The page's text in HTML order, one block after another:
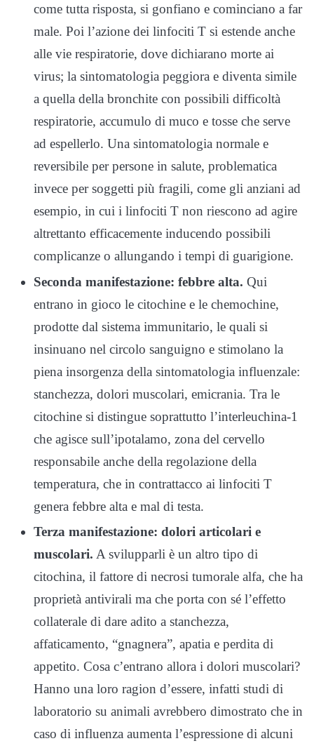
come tutta risposta, si gonfiano e cominciano a far
male. Poi l’azione dei linfociti T si estende anche
alle vie respiratorie, dove dichiarano morte ai
virus; la sintomatologia peggiora e diventa simile
a quella della bronchite con possibili difficoltà
respiratorie, accumulo di muco e tosse che serve
ad espellerlo. Una sintomatologia normale e
reversibile per persone in salute, problematica
invece per soggetti più fragili, come gli anziani ad
esempio, in cui i linfociti T non riescono ad agire
altrettanto efficacemente inducendo possibili
complicanze o allungando i tempi di guarigione.
Seconda manifestazione: febbre alta. Qui
entrano in gioco le citochine e le chemochine,
prodotte dal sistema immunitario, le quali si
insinuano nel circolo sanguigno e stimolano la
piena insorgenza della sintomatologia influenzale:
stanchezza, dolori muscolari, emicrania. Tra le
citochine si distingue soprattutto l’interleuchina-1
che agisce sull’ipotalamo, zona del cervello
responsabile anche della regolazione della
temperatura, che in contrattacco ai linfociti T
genera febbre alta e mal di testa.
Terza manifestazione: dolori articolari e
muscolari. A svilupparli è un altro tipo di
citochina, il fattore di necrosi tumorale alfa, che ha
proprietà antivirali ma che porta con sé l’effetto
collaterale di dare adito a stanchezza,
affaticamento, “gnagnera”, apatia e perdita di
appetito. Cosa c’entrano allora i dolori muscolari?
Hanno una loro ragion d’essere, infatti studi di
laboratorio su animali avrebbero dimostrato che in
caso di influenza aumenta l’espressione di alcuni